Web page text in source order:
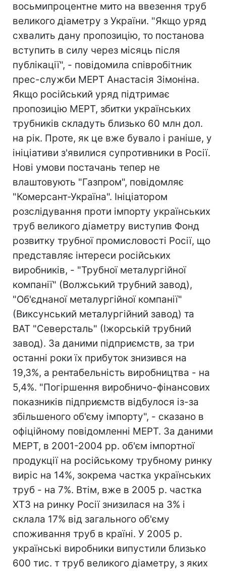
восьмипроцентне мито на ввезення труб
великого діаметру з України. "Якщо уряд
схвалить дану пропозицію, то постанова
вступить в силу через місяць після
публікації", - повідомила співробітник
прес-служби МЕРТ Анастасія Зімоніна.
Якщо російський уряд підтримає
пропозицію МЕРТ, збитки українських
трубників складуть близько 60 млн дол.
на рік. Проте, як це вже бувало і раніше, у
ініціативи з'явилися супротивники в Росії.
Нові умови постачань тепер не
влаштовують "Газпром", повідомляє
"Комерсант-Україна". Ініціатором
розслідування проти імпорту українських
труб великого діаметру виступив Фонд
розвитку трубної промисловості Росії, що
представляє інтереси російських
виробників, - "Трубної металургійної
компанії" (Волжський трубний завод),
"Об'єднаної металургійної компанії"
(Виксунський металургійний завод) та
ВАТ "Северсталь" (Іжорській трубний
завод). За даними підприємств, за три
останні роки їх прибуток знизився на
19,3%, а рентабельність виробництва - на
5,4%. "Погіршення виробничо-фінансових
показників підприємств відбулося із-за
збільшеного об'єму імпорту", - сказано в
офіційному повідомленні МЕРТ. За даними
МЕРТ, в 2001-2004 рр. об'єм імпортної
продукції на російському трубному ринку
виріс на 14%, зокрема частка українських
труб - на 7%. Втім, вже в 2005 р. частка
ХТЗ на ринку Росії знизилася на 3% і
склала 17% від загального об'єму
споживання труб в країні. У 2005 р.
українські виробники випустили близько
600 тис. т труб великого діаметру, з яких